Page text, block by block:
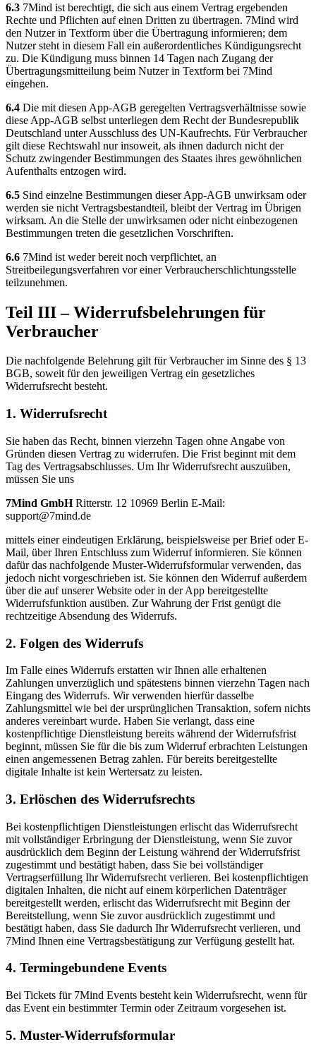
6.3 7Mind ist berechtigt, die sich aus einem Vertrag ergebenden
Rechte und Pflichten auf einen Dritten zu übertragen. 7Mind wird
den Nutzer in Textform über die Übertragung informieren; dem
Nutzer steht in diesem Fall ein außerordentliches Kündigungsrecht
zu. Die Kündigung muss binnen 14 Tagen nach Zugang der
Übertragungsmitteilung beim Nutzer in Textform bei 7Mind
eingehen.
6.4 Die mit diesen App-AGB geregelten Vertragsverhältnisse sowie
diese App-AGB selbst unterliegen dem Recht der Bundesrepublik
Deutschland unter Ausschluss des UN-Kaufrechts. Für Verbraucher
gilt diese Rechtswahl nur insoweit, als ihnen dadurch nicht der
Schutz zwingender Bestimmungen des Staates ihres gewöhnlichen
Aufenthalts entzogen wird.
6.5 Sind einzelne Bestimmungen dieser App-AGB unwirksam oder
werden sie nicht Vertragsbestandteil, bleibt der Vertrag im Übrigen
wirksam. An die Stelle der unwirksamen oder nicht einbezogenen
Bestimmungen treten die gesetzlichen Vorschriften.
6.6 7Mind ist weder bereit noch verpflichtet, an
Streitbeilegungsverfahren vor einer Verbraucherschlichtungsstelle
teilzunehmen.
Teil III – Widerrufsbelehrungen für
Verbraucher
Die nachfolgende Belehrung gilt für Verbraucher im Sinne des § 13
BGB, soweit für den jeweiligen Vertrag ein gesetzliches
Widerrufsrecht besteht.
1. Widerrufsrecht
Sie haben das Recht, binnen vierzehn Tagen ohne Angabe von
Gründen diesen Vertrag zu widerrufen. Die Frist beginnt mit dem
Tag des Vertragsabschlusses. Um Ihr Widerrufsrecht auszuüben,
müssen Sie uns
7Mind GmbHRitterstr. 12 10969 Berlin E-Mail:
support@7mind.de
mittels einer eindeutigen Erklärung, beispielsweise per Brief oder E-
Mail, über Ihren Entschluss zum Widerruf informieren. Sie können
dafür das nachfolgende Muster-Widerrufsformular verwenden, das
jedoch nicht vorgeschrieben ist. Sie können den Widerruf außerdem
über die auf unserer Website oder in der App bereitgestellte
Widerrufsfunktion ausüben. Zur Wahrung der Frist genügt die
rechtzeitige Absendung des Widerrufs.
2. Folgen des Widerrufs
Im Falle eines Widerrufs erstatten wir Ihnen alle erhaltenen
Zahlungen unverzüglich und spätestens binnen vierzehn Tagen nach
Eingang des Widerrufs. Wir verwenden hierfür dasselbe
Zahlungsmittel wie bei der ursprünglichen Transaktion, sofern nichts
anderes vereinbart wurde. Haben Sie verlangt, dass eine
kostenpflichtige Dienstleistung bereits während der Widerrufsfrist
beginnt, müssen Sie für die bis zum Widerruf erbrachten Leistungen
einen angemessenen Betrag zahlen. Für bereits bereitgestellte
digitale Inhalte ist kein Wertersatz zu leisten.
3. Erlöschen des Widerrufsrechts
Bei kostenpflichtigen Dienstleistungen erlischt das Widerrufsrecht
mit vollständiger Erbringung der Dienstleistung, wenn Sie zuvor
ausdrücklich dem Beginn der Leistung während der Widerrufsfrist
zugestimmt und bestätigt haben, dass Sie bei vollständiger
Vertragserfüllung Ihr Widerrufsrecht verlieren. Bei kostenpflichtigen
digitalen Inhalten, die nicht auf einem körperlichen Datenträger
bereitgestellt werden, erlischt das Widerrufsrecht mit Beginn der
Bereitstellung, wenn Sie zuvor ausdrücklich zugestimmt und
bestätigt haben, dass Sie dadurch Ihr Widerrufsrecht verlieren, und
7Mind Ihnen eine Vertragsbestätigung zur Verfügung gestellt hat.
4. Termingebundene Events
Bei Tickets für 7Mind Events besteht kein Widerrufsrecht, wenn für
das Event ein bestimmter Termin oder Zeitraum vorgesehen ist.
5. Muster-Widerrufsformular